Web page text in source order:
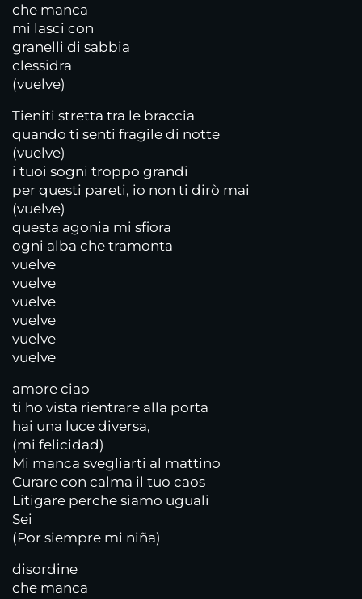
che manca
mi lasci con
granelli di sabbia
clessidra
(vuelve)
Tieniti stretta tra le braccia
quando ti senti fragile di notte
(vuelve)
i tuoi sogni troppo grandi
per questi pareti, io non ti dirò mai
(vuelve)
questa agonia mi sfiora
ogni alba che tramonta
vuelve
vuelve
vuelve
vuelve
vuelve
vuelve
amore ciao
ti ho vista rientrare alla porta
hai una luce diversa,
(mi felicidad)
Mi manca svegliarti al mattino
Curare con calma il tuo caos
Litigare perche siamo uguali
Sei
(Por siempre mi niña)
disordine
che manca